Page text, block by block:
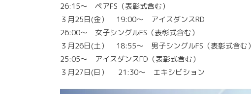
26:15〜 ペアFS（表彰式含む）
３月25日(金） 19:00〜 アイスダンスRD
26:00〜 女子シングルFS（表彰式含む）
３月26日(土） 18:55〜 男子シングルFS（表彰式含む）
25:05〜 アイスダンスFD（表彰式含む）
３月27日(日） 21:30〜 エキシビション